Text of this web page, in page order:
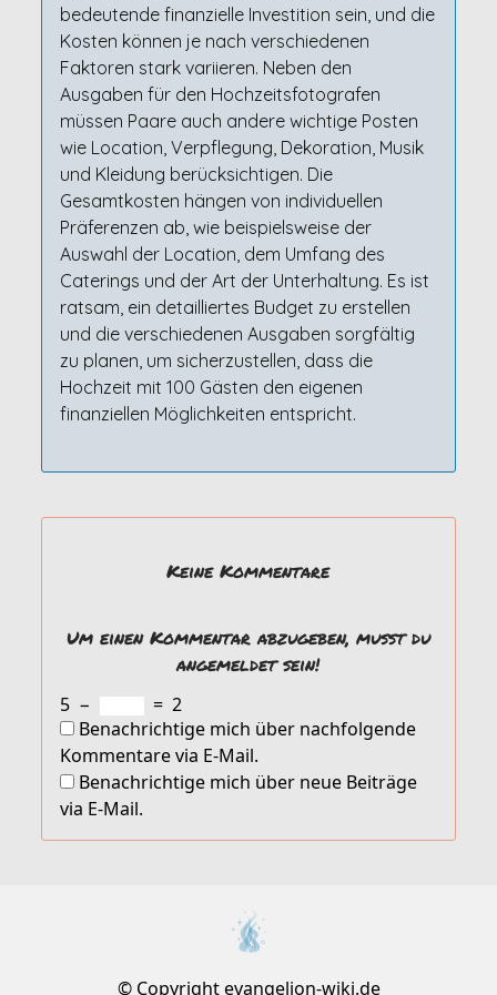
bedeutende finanzielle Investition sein, und die
Kosten können je nach verschiedenen
Faktoren stark variieren. Neben den
Ausgaben für den Hochzeitsfotografen
müssen Paare auch andere wichtige Posten
wie Location, Verpflegung, Dekoration, Musik
und Kleidung berücksichtigen. Die
Gesamtkosten hängen von individuellen
Präferenzen ab, wie beispielsweise der
Auswahl der Location, dem Umfang des
Caterings und der Art der Unterhaltung. Es ist
ratsam, ein detailliertes Budget zu erstellen
und die verschiedenen Ausgaben sorgfältig
zu planen, um sicherzustellen, dass die
Hochzeit mit 100 Gästen den eigenen
finanziellen Möglichkeiten entspricht.
Keine Kommentare
Um einen Kommentar abzugeben, musst du
angemeldet sein!
5 − = 2
Benachrichtige mich über nachfolgende
Kommentare via E-Mail.
Benachrichtige mich über neue Beiträge
via E-Mail.
© Copyright evangelion-wiki.de